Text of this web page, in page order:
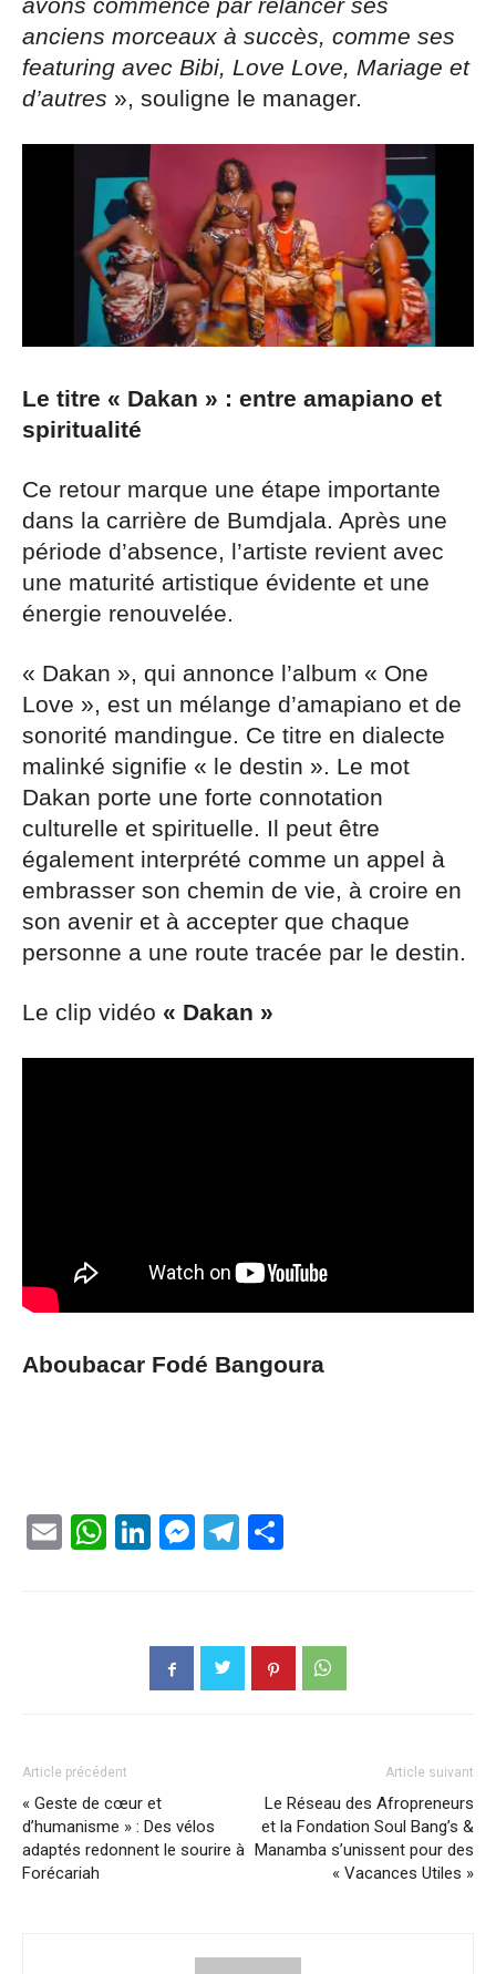
avons commencé par relancer ses
anciens morceaux à succès, comme ses
featuring avec Bibi, Love Love, Mariage et
d’autres », souligne le manager.
Le titre « Dakan » : entre amapiano et
spiritualité
Ce retour marque une étape importante
dans la carrière de Bumdjala. Après une
période d’absence, l’artiste revient avec
une maturité artistique évidente et une
énergie renouvelée.
« Dakan », qui annonce l’album « One
Love », est un mélange d’amapiano et de
sonorité mandingue. Ce titre en dialecte
malinké signifie « le destin ». Le mot
Dakan porte une forte connotation
culturelle et spirituelle. Il peut être
également interprété comme un appel à
embrasser son chemin de vie, à croire en
son avenir et à accepter que chaque
personne a une route tracée par le destin.
Le clip vidéo « Dakan »
Aboubacar Fodé Bangoura
EmailWhatsApp
LinkedIn
Messenger
Telegram
Article précédent
« Geste de cœur et
d’humanisme » : Des vélos
adaptés redonnent le sourire à
Forécariah
Article suivant
Le Réseau des Afropreneurs
et la Fondation Soul Bang’s &
Manamba s’unissent pour des
« Vacances Utiles »